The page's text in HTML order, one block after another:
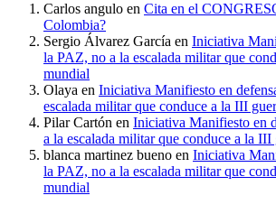
Carlos angulo en Cita en el
Colombia?
Sergio Álvarez García en Iniciativa
la PAZ, no a la escalada militar que
mundial
Olaya en Iniciativa Manifiesto en
escalada militar que conduce a la III
Pilar Cartón en Iniciativa Manifiesto en
a la escalada militar que conduce a la
blanca martinez bueno en Iniciativa
la PAZ, no a la escalada militar que
mundial